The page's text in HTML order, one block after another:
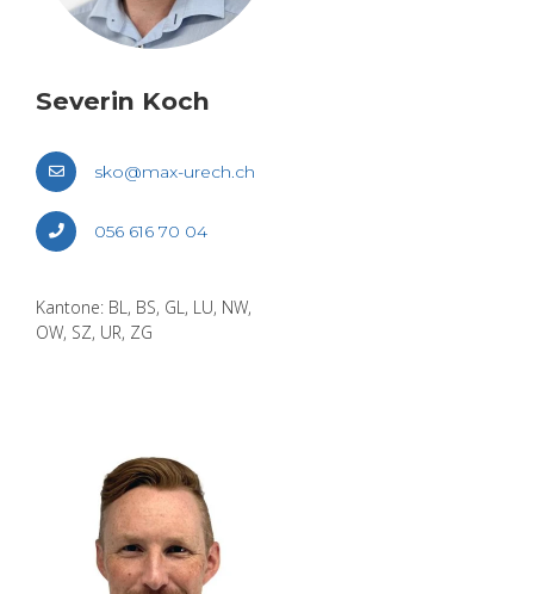
Se­ve­rin Koch
sko@​max-​urech.​ch
056 616 70 04
Kan­to­ne: BL, BS, GL, LU, NW,
OW, SZ, UR, ZG